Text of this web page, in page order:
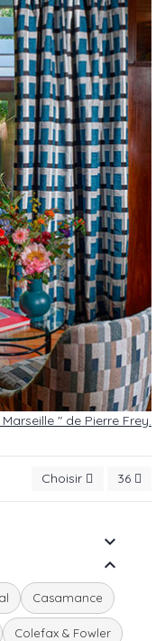
" de Pierre Frey.
Choisir 36


Casamance
Colefax & Fowler